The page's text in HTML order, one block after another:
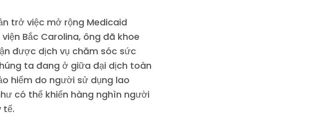
trở việc mở rộng Medicaid
Bắc Carolina, ông đã khoe
được dịch vụ chăm sóc sức
ta đang ở giữa đại dịch toàn
hiểm do người sử dụng lao
có thể khiến hàng nghìn người
tế.